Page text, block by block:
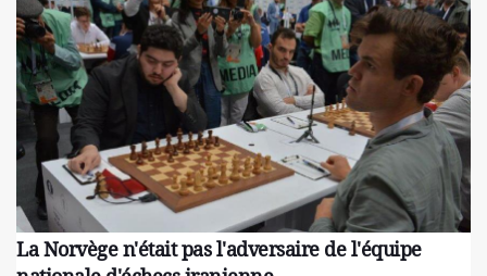
La Norvège n'était pas l'adversaire de l'équipe
nationale d'échecs iranienne